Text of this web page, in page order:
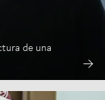
de una